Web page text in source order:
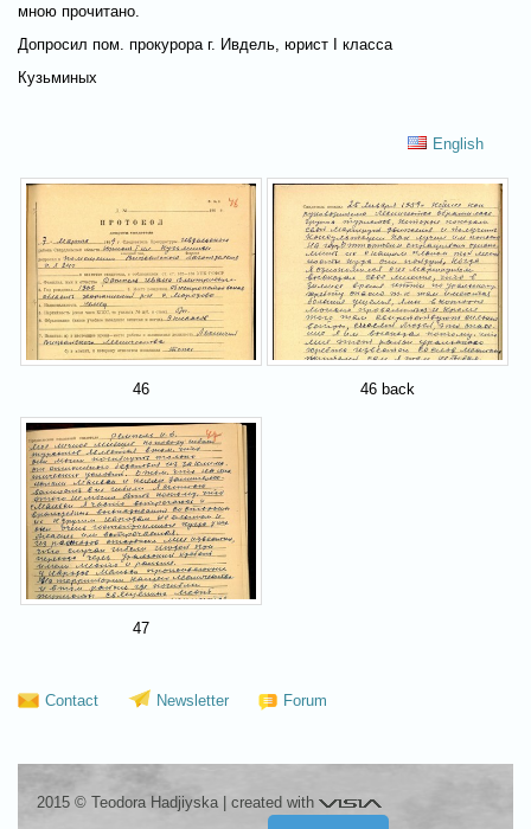
мною прочитано.
Допросил пом. прокурора г. Ивдель, юрист I класса
Кузьминых
English
46 46 back
47
Contact Newsletter Forum
2015 © Teodora Hadjiyska| created with Visia